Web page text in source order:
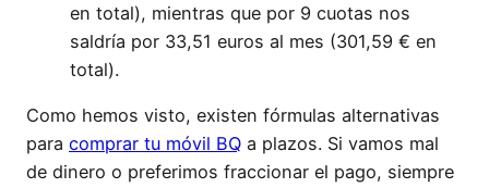
en total), mientras que por 9 cuotas nos
saldría por 33,51 euros al mes (301,59 € en
total).
Como hemos visto, existen fórmulas alternativas
para comprar tu móvil BQ a plazos. Si vamos mal
de dinero o preferimos fraccionar el pago, siempre